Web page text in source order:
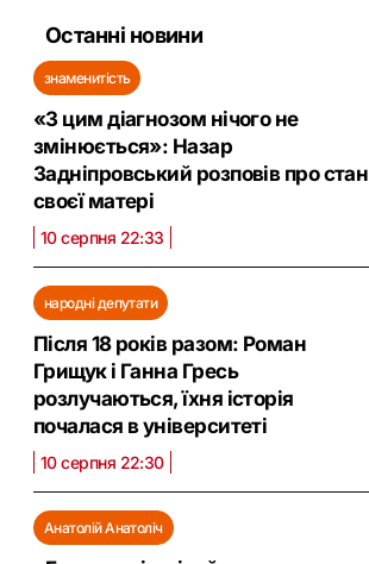
Останні новини
знаменитість
«З цим діагнозом нічого не
змінюється»: Назар
Задніпровський розповів про стан
своєї матері
10 серпня 22:33
народні депутати
Після 18 років разом: Роман
Грищук і Ганна Гресь
розлучаються, їхня історія
почалася в університеті
10 серпня 22:30
Анатолій Анатоліч